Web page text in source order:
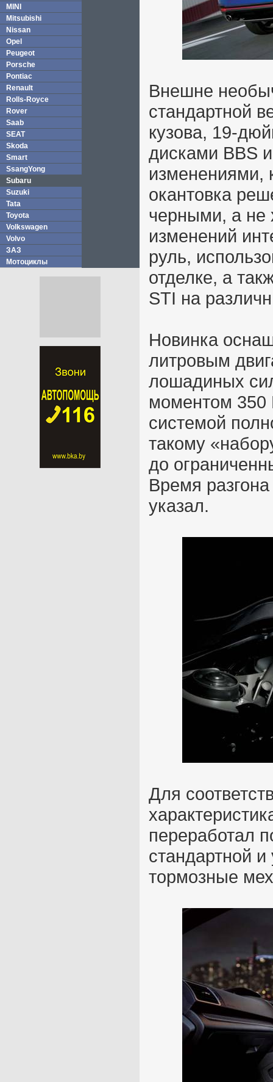
MINI
Mitsubishi
Nissan
Opel
Peugeot
Porsche
Pontiac
Renault
Rolls-Royce
Rover
Saab
SEAT
Skoda
Smart
SsangYong
Subaru
Suzuki
Tata
Toyota
Volkswagen
Volvo
ЗАЗ
Мотоциклы
Внешне
стандартной
кузова, 19-
дисками BBS
изменениями,
окантовка
черными, а не
изменений
руль,
отделке, а
STI на
Новинка
литровым
лошадиных
моментом 350
системой
такому
до
Время
указал.
Для
переработал
стандартной
тормозные